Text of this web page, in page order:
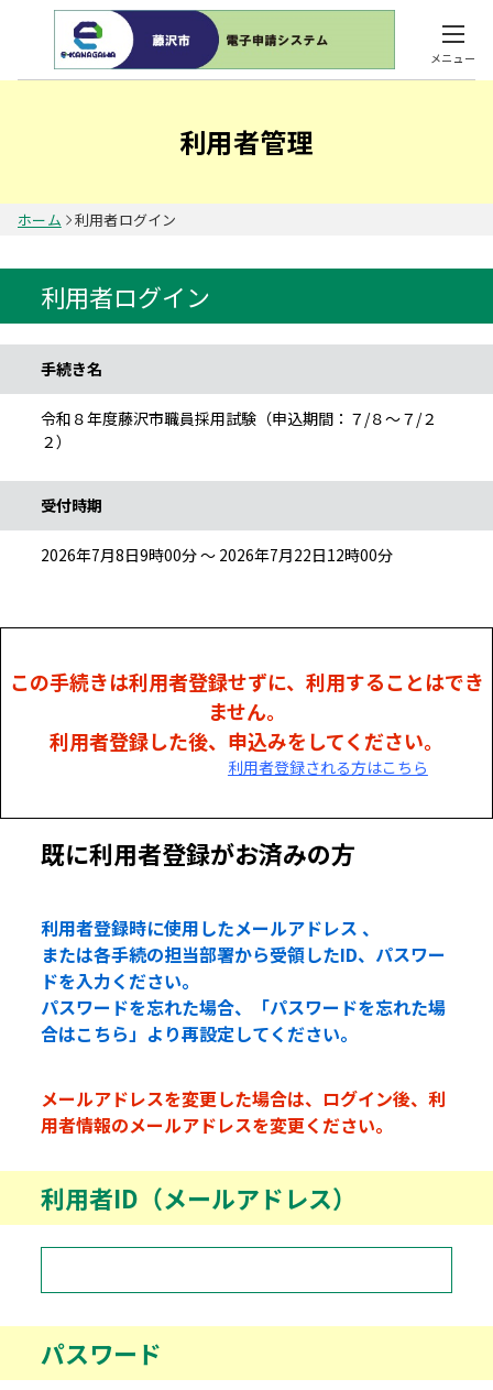
メニュー
利用者管理
ホーム 利用者ログイン
利用者ログイン
手続き名
令和８年度藤沢市職員採用試験（申込期間：７/８～７/２
２）
受付時期
2026年7月8日9時00分 ～ 2026年7月22日12時00分
この手続きは利用者登録せずに、利用することはでき
ません。
利用者登録した後、申込みをしてください。
利用者登録される方はこちら
既に利用者登録がお済みの方
利用者登録時に使用したメールアドレス 、
または各手続の担当部署から受領したID、パスワー
ドを入力ください。
パスワードを忘れた場合、「パスワードを忘れた場
合はこちら」より再設定してください。
メールアドレスを変更した場合は、ログイン後、利
用者情報のメールアドレスを変更ください。
利用者ID（メールアドレス）
パスワード